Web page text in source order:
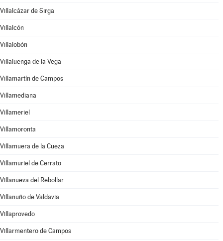
Villalcázar de Sirga
Villalcón
Villalobón
Villaluenga de la Vega
Villamartín de Campos
Villamediana
Villameriel
Villamoronta
Villamuera de la Cueza
Villamuriel de Cerrato
Villanueva del Rebollar
Villanuño de Valdavia
Villaprovedo
Villarmentero de Campos